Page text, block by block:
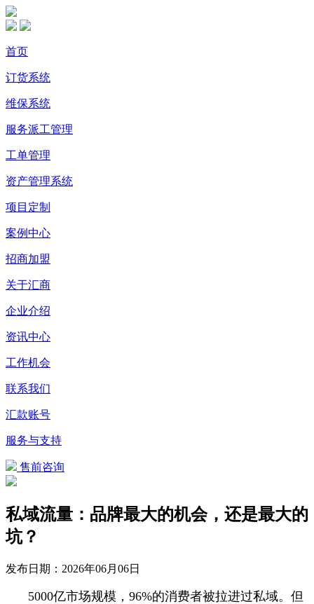
首页
订货系统
维保系统
服务派工管理
工单管理
资产管理系统
项目定制
案例中心
招商加盟
关于汇商
企业介绍
资讯中心
工作机会
联系我们
汇款账号
服务与支持
售前咨询
私域流量：品牌最大的机会，还是最大的
坑？
发布日期： 2026年06月06日
5000亿市场规模，96%的消费者被拉进过私域。但